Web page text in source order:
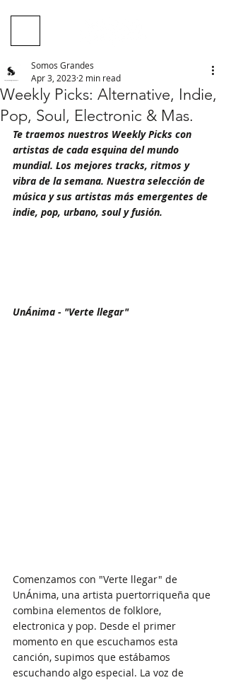
Weekly Picks: Alternative, Indie,
Pop, Soul, Electronic & Mas.
Somos Grandes
Apr 3, 2023 2 min read
Te traemos nuestros Weekly Picks con
artistas de cada esquina del mundo
mundial. Los mejores tracks, ritmos y
vibra de la semana. Nuestra selección de
música y sus artistas más emergentes de
indie, pop, urbano, soul y fusión.
UnÁnima - "Verte llegar"
Comenzamos con "Verte llegar" de
UnÁnima, una artista puertorriqueña que
combina elementos de folklore,
electronica y pop. Desde el primer
momento en que escuchamos esta
canción, supimos que estábamos
escuchando algo especial. La voz de